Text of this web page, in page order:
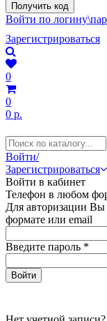
Войти по
Зарегистрироваться
0
0
0 р.
Войти/
Зарегистрироваться
Войти в кабинет
Телефон в любом
Для авторизации Вы
формате или email
Введите пароль *